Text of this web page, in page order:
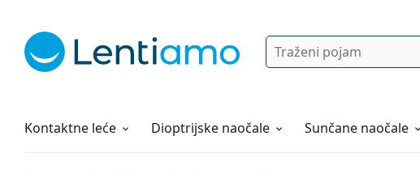
Pretraga
Kontaktne leće
Otopine za leće Dioptrijske naočale Sunčane naočale
Sve o kupovini